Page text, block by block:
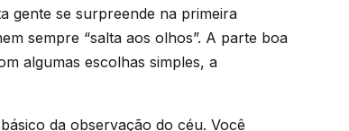
gente se surpreende na primeira
sempre “salta aos olhos”. A parte boa
algumas escolhas simples, a
da observação do céu. Você